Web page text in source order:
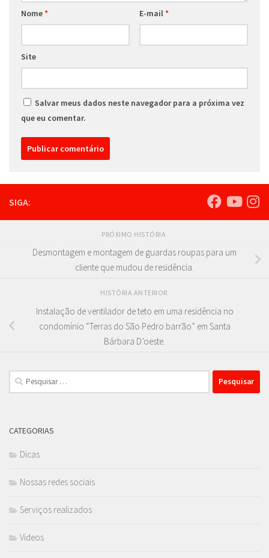
Nome* E-mail *
Site
Salvar meus dados neste navegador para a próxima vez
que eu comentar.
SIGA:
PRÓXIMO HISTÓRIA
Desmontagem e montagem de guardas roupas para um
cliente que mudou de residência.
HISTÓRIA ANTERIOR
Instalação de ventilador de teto em uma residência no
condomínio “Terras do São Pedro barrão” em Santa
Bárbara D’oeste.
Pesquisar
por:
CATEGORIAS
Dicas
Nossas redes sociais
Serviços realizados
Videos